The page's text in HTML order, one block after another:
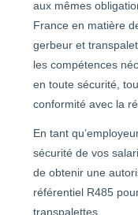
aux mêmes
France en matière
gerbeur et
les compétences
en toute sécurité,
conformité avec la
En tant
sécurité de vos
de obtenir une
référentiel R485
transpalettes.